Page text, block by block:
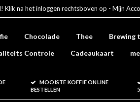
Klik na het inloggen rechtsboven op - Mijn
Chocolade Thee Brewing
Controle
Cadeaukaart
MOOISTE KOFFIE ONLINE
BESTELLEN